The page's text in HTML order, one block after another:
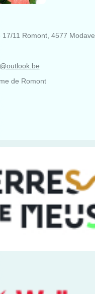
17/11 Romont, 4577 Modave
de Romont